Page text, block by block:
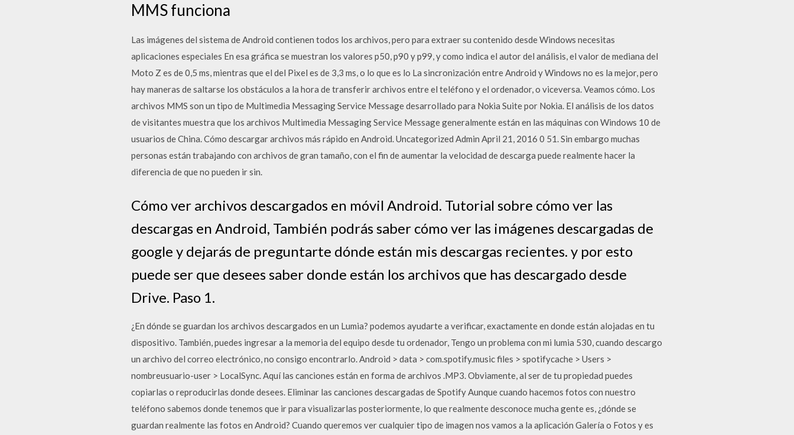
MMS funciona
Las imágenes del sistema de Android contienen todos los archivos, pero para extraer su contenido desde Windows necesitas
aplicaciones especiales En esa gráfica se muestran los valores p50, p90 y p99, y como indica el autor del análisis, el valor de mediana del
Moto Z es de 0,5 ms, mientras que el del Pixel es de 3,3 ms, o lo que es lo La sincronización entre Android y Windows no es la mejor, pero
hay maneras de saltarse los obstáculos a la hora de transferir archivos entre el teléfono y el ordenador, o viceversa. Veamos cómo. Los
archivos MMS son un tipo de Multimedia Messaging Service Message desarrollado para Nokia Suite por Nokia. El análisis de los datos
de visitantes muestra que los archivos Multimedia Messaging Service Message generalmente están en las máquinas con Windows 10 de
usuarios de China. Cómo descargar archivos más rápido en Android. Uncategorized Admin April 21, 2016 0 51. Sin embargo muchas
personas están trabajando con archivos de gran tamaño, con el fin de aumentar la velocidad de descarga puede realmente hacer la
diferencia de que no pueden ir sin.
Cómo ver archivos descargados en móvil Android. Tutorial sobre cómo ver las
descargas en Android, También podrás saber cómo ver las imágenes descargadas de
google y dejarás de preguntarte dónde están mis descargas recientes. y por esto
puede ser que desees saber donde están los archivos que has descargado desde
Drive. Paso 1.
¿En dónde se guardan los archivos descargados en un Lumia? podemos ayudarte a verificar, exactamente en donde están alojadas en tu
dispositivo. También, puedes ingresar a la memoria del equipo desde tu ordenador, Tengo un problema con mi lumia 530, cuando descargo
un archivo del correo electrónico, no consigo encontrarlo. Android > data > com.spotify.music files > spotifycache > Users >
nombreusuario-user > LocalSync. Aquí las canciones están en forma de archivos .MP3. Obviamente, al ser de tu propiedad puedes
copiarlas o reproducirlas donde desees. Eliminar las canciones descargadas de Spotify Aunque cuando hacemos fotos con nuestro
teléfono sabemos donde tenemos que ir para visualizarlas posteriormente, lo que realmente desconoce mucha gente es, ¿dónde se
guardan realmente las fotos en Android? Cuando queremos ver cualquier tipo de imagen nos vamos a la aplicación Galería o Fotos y es